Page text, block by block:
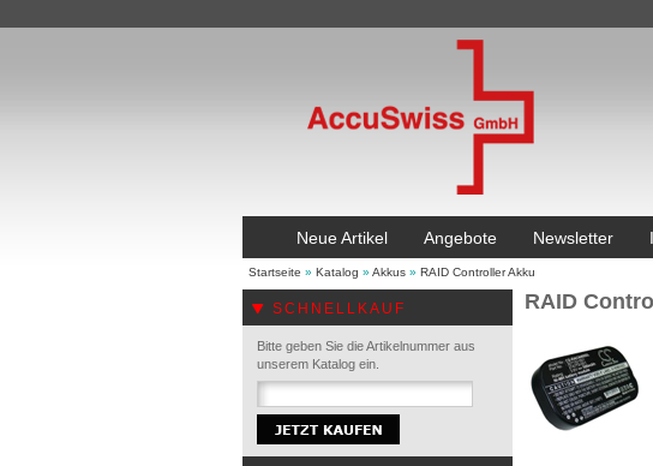
Neue Artikel Angebote Newsletter
Startseite » Katalog » Akkus » RAID Controller Akku
SCHNELLKAUF
Bitte geben Sie die Artikelnummer aus
unserem Katalog ein.
RAID